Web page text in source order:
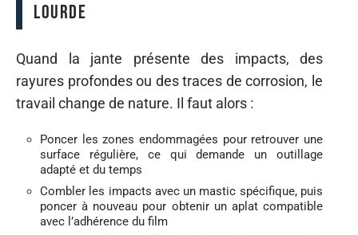
lourde
Quand la jante présente des impacts, des
rayures profondes ou des traces de corrosion, le
travail change de nature. Il faut alors :
Poncer les zones endommagées pour retrouver une
surface régulière, ce qui demande un outillage
adapté et du temps
Combler les impacts avec un mastic spécifique, puis
poncer à nouveau pour obtenir un aplat compatible
avec l’adhérence du film